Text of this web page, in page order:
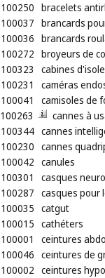
100250 bracelets
100037 brancards
100036 brancards
100272 broyeurs de
100323
cabines
100231
caméras
100041
camisoles de
100263
cannes à
100344 cannes
100230 cannes
100042 canules
100301
casques
100287 casques pour
100035 catgut
100015 cathéters
100001
ceintures
100046 ceintures de
100002 ceintures